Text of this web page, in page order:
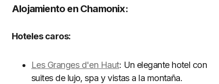
Alojamiento en Chamonix:
Hoteles caros:
Les Granges d'en Haut: Un elegante hotel con
suites de lujo, spa y vistas a la montaña.